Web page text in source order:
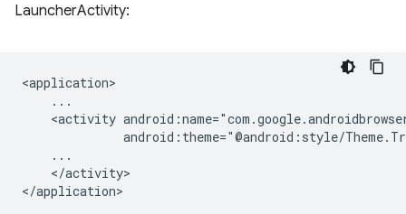
LauncherActivity:
<activity
</activity>